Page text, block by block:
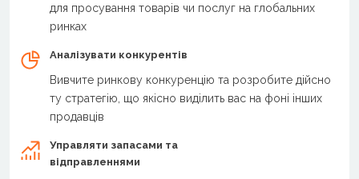
для просування товарів чи послуг на глобальних
ринках
Аналізувати конкурентів
Вивчите ринкову конкуренцію та розробите дійсно
ту стратегію, що якісно виділить вас на фоні інших
продавців
Управляти запасами та
відправленнями